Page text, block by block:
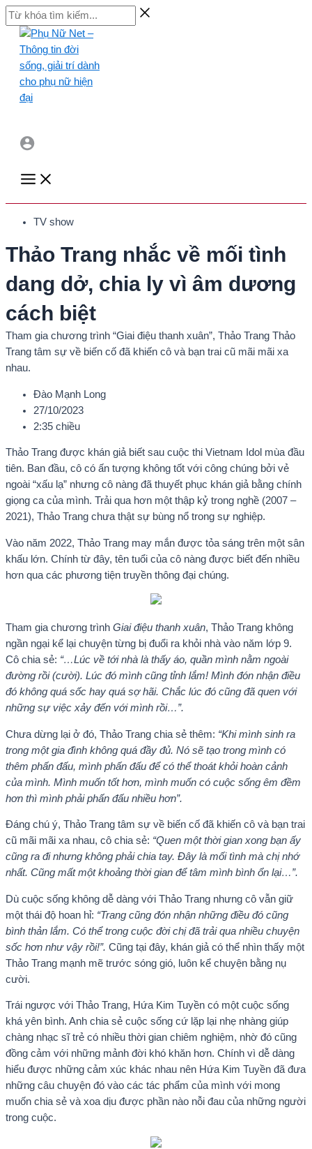
Skip
to
content
Từ
khóa
kiếm...
Main
Menu
TV show
Thảo Trang nhắc về mối tình
dang dở, chia ly vì âm dương
cách biệt
Tham gia chương trình “Giai điệu thanh xuân”, Thảo Trang Thảo
Trang tâm sự về biến cố đã khiến cô và bạn trai cũ mãi mãi xa
nhau.
Đào Mạnh Long
27/10/2023
2:35 chiều
Thảo Trang được khán giả biết sau cuộc thi Vietnam Idol mùa đầu
tiên. Ban đầu, cô có ấn tượng không tốt với công chúng bởi vẻ
ngoài “xấu lạ” nhưng cô nàng đã thuyết phục khán giả bằng chính
giọng ca của mình. Trải qua hơn một thập kỷ trong nghề (2007 –
2021), Thảo Trang chưa thật sự bùng nổ trong sự nghiệp.
Vào năm 2022, Thảo Trang may mắn được tỏa sáng trên một sân
khấu lớn. Chính từ đây, tên tuổi của cô nàng được biết đến nhiều
hơn qua các phương tiện truyền thông đại chúng.
Tham gia chương trình Giai điệu thanh xuân, Thảo Trang không
ngần ngại kể lại chuyện từng bị đuổi ra khỏi nhà vào năm lớp 9.
Cô chia sẻ: “…Lúc về tới nhà là thấy áo, quần mình nằm ngoài
đường rồi (cười). Lúc đó mình cũng tỉnh lắm! Mình đón nhận điều
đó không quá sốc hay quá sợ hãi. Chắc lúc đó cũng đã quen với
những sự việc xảy đến với mình rồi…”.
Chưa dừng lại ở đó, Thảo Trang chia sẻ thêm: “Khi mình sinh ra
trong một gia đình không quá đầy đủ. Nó sẽ tạo trong mình có
thêm phấn đấu, mình phấn đấu để có thể thoát khỏi hoàn cảnh
của mình. Mình muốn tốt hơn, mình muốn có cuộc sống êm đềm
hơn thì mình phải phấn đấu nhiều hơn”.
Đáng chú ý, Thảo Trang tâm sự về biến cố đã khiến cô và bạn trai
cũ mãi mãi xa nhau, cô chia sẻ: “Quen một thời gian xong bạn ấy
cũng ra đi nhưng không phải chia tay. Đây là mối tình mà chị nhớ
nhất. Cũng mất một khoảng thời gian để tâm mình bình ổn lại…”.
Dù cuộc sống không dễ dàng với Thảo Trang nhưng cô vẫn giữ
một thái độ hoan hỉ: “Trang cũng đón nhận những điều đó cũng
bình thản lắm. Có thể trong cuộc đời chị đã trải qua nhiều chuyện
sốc hơn như vậy rồi!”. Cũng tại đây, khán giả có thể nhìn thấy một
Thảo Trang mạnh mẽ trước sóng gió, luôn kể chuyện bằng nụ
cười.
Trái ngược với Thảo Trang, Hứa Kim Tuyền có một cuộc sống
khá yên bình. Anh chia sẻ cuộc sống cứ lặp lại nhẹ nhàng giúp
chàng nhạc sĩ trẻ có nhiều thời gian chiêm nghiệm, nhờ đó cũng
đồng cảm với những mảnh đời khó khăn hơn. Chính vì dễ dàng
hiểu được những cảm xúc khác nhau nên Hứa Kim Tuyền đã đưa
những câu chuyện đó vào các tác phẩm của mình với mong
muốn chia sẻ và xoa dịu được phần nào nỗi đau của những người
trong cuộc.